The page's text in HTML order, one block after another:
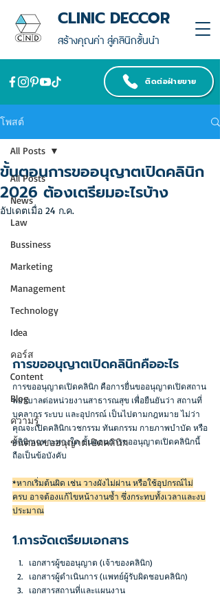
สร้างคุณค่า สู่คลินิกชั้นนำ
CLINIC DECCOR
ติดต่อฝ่ายขาย
โพสต์
All Posts
News
Law
Bussiness
Marketing
Management
Technology
Idea
คอร์ส
Content
Blog
ความรู้
ขั้นตอนขออนุญาตเปิดคลินิก
All Posts
ขั้นตอนการขออนุญาตเปิดคลินิก
2026 ต้องเตรียมอะไรบ้าง
อัปเดตเมื่อ 24 ก.ค.
การขออนุญาตเปิดคลินิกคืออะไร
การขออนุญาตเปิดคลินิก คือการยื่นขออนุญาตเปิดสถาน
พยาบาลต่อหน่วยงานสาธารณสุข เพื่อยืนยันว่า สถานที่
บุคลากร ระบบ และอุปกรณ์ เป็นไปตามกฎหมาย ไม่ว่า
คุณจะเปิดคลินิกเวชกรรม ทันตกรรม กายภาพบำบัด หรือ
คลินิกเฉพาะทางใด ขั้นตอนการขออนุญาตเปิดคลินิกนี้
ถือเป็นข้อบังคับ
*หากเริ่มต้นผิด เช่น วางผังไม่ผ่าน หรือใช้อุปกรณ์ไม่
ครบ อาจต้องแก้ไขหน้างานซ้ำ ซึ่งกระทบทั้งเวลาและงบ
ประมาณ
1.การจัดเตรียมเอกสาร
เอกสารผู้ขออนุญาต (เจ้าของคลินิก)
เอกสารผู้ดำเนินการ (แพทย์ผู้รับผิดชอบคลินิก)
เอกสารสถานที่และแผนงาน